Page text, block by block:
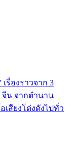
รื่องราวจาก 3
จีน จากตำนาน
สียงโด่งดังไปทั่ว